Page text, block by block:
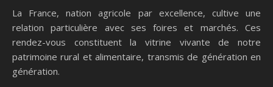
La France, nation agricole par excellence, cultive une
relation particulière avec ses foires et marchés. Ces
rendez-vous constituent la vitrine vivante de notre
patrimoine rural et alimentaire, transmis de génération en
génération.